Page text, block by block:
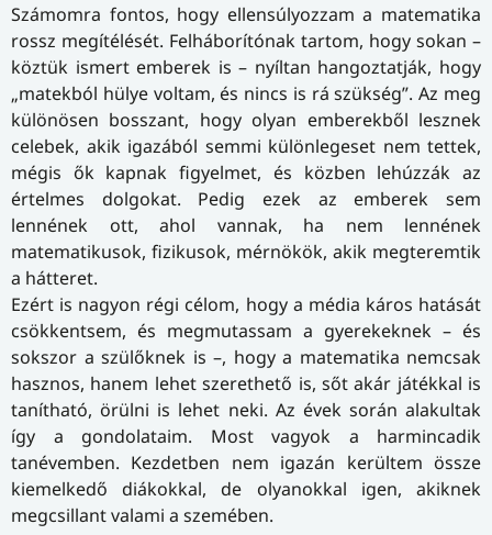
Számomra fontos, hogy ellensúlyozzam a matematika
rossz megítélését. Felháborítónak tartom, hogy sokan –
köztük ismert emberek is – nyíltan hangoztatják, hogy
„matekból hülye voltam, és nincs is rá szükség”. Az meg
különösen bosszant, hogy olyan emberekből lesznek
celebek, akik igazából semmi különlegeset nem tettek,
mégis ők kapnak figyelmet, és közben lehúzzák az
értelmes dolgokat. Pedig ezek az emberek sem
lennének ott, ahol vannak, ha nem lennének
matematikusok, fizikusok, mérnökök, akik megteremtik
a hátteret.
Ezért is nagyon régi célom, hogy a média káros hatását
csökkentsem, és megmutassam a gyerekeknek – és
sokszor a szülőknek is –, hogy a matematika nemcsak
hasznos, hanem lehet szerethető is, sőt akár játékkal is
tanítható, örülni is lehet neki. Az évek során alakultak
így a gondolataim. Most vagyok a harmincadik
tanévemben. Kezdetben nem igazán kerültem össze
kiemelkedő diákokkal, de olyanokkal igen, akiknek
megcsillant valami a szemében.